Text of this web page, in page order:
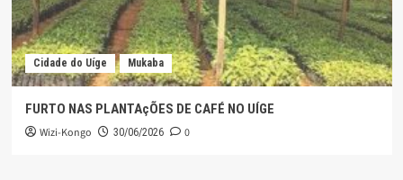
Cidade do Uíge Mukaba
FURTO NAS PLANTAçÕES DE CAFÉ NO UÍGE
Wizi-Kongo 30/06/2026 0